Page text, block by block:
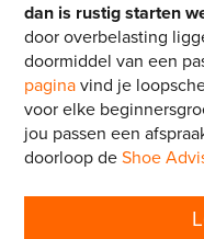
dan is rustig starten
door overbelasting
doormiddel van een
paginavind je
voor elke
jou passen een
doorloop de Shoe